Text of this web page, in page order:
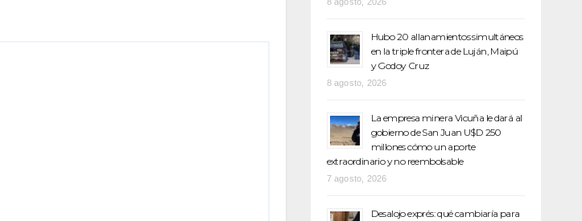
Hubo 20 allanamientos simultáneos
en la triple frontera de Luján, Maipú
y Godoy Cruz
8 agosto, 2026
La empresa minera Vicuña le dará al
gobierno de San Juan U$D 250
millones cómo un aporte
extraordinario y no reembolsable
7 agosto, 2026
Desalojo exprés: qué cambiaría para